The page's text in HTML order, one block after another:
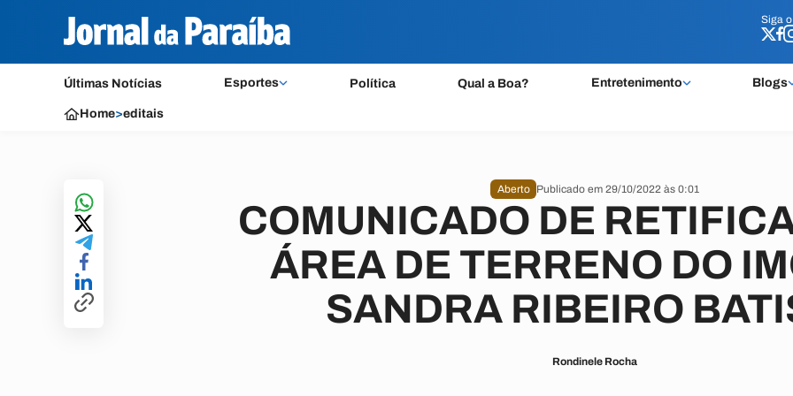
Siga o
Últimas Notícias Esportes Política Qual a Boa? Entretenimento Blogs
Siga o
Home>editais
Aberto Publicado em 29/10/2022 às 0:01
COMUNICADO DE
ÁREA DE TERRENO DO
SANDRA RIBEIRO
Rondinele Rocha